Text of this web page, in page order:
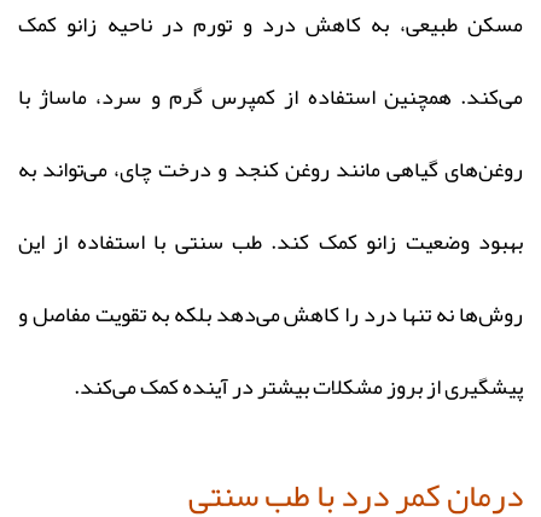
مسکن طبیعی، به کاهش درد و تورم در ناحیه زانو کمک
می‌کند. همچنین استفاده از کمپرس گرم و سرد، ماساژ با
روغن‌های گیاهی مانند روغن کنجد و درخت چای، می‌تواند به
بهبود وضعیت زانو کمک کند. طب سنتی با استفاده از این
روش‌ها نه تنها درد را کاهش می‌دهد بلکه به تقویت مفاصل و
پیشگیری از بروز مشکلات بیشتر در آینده کمک می‌کند.
درمان کمر درد با طب سنتی